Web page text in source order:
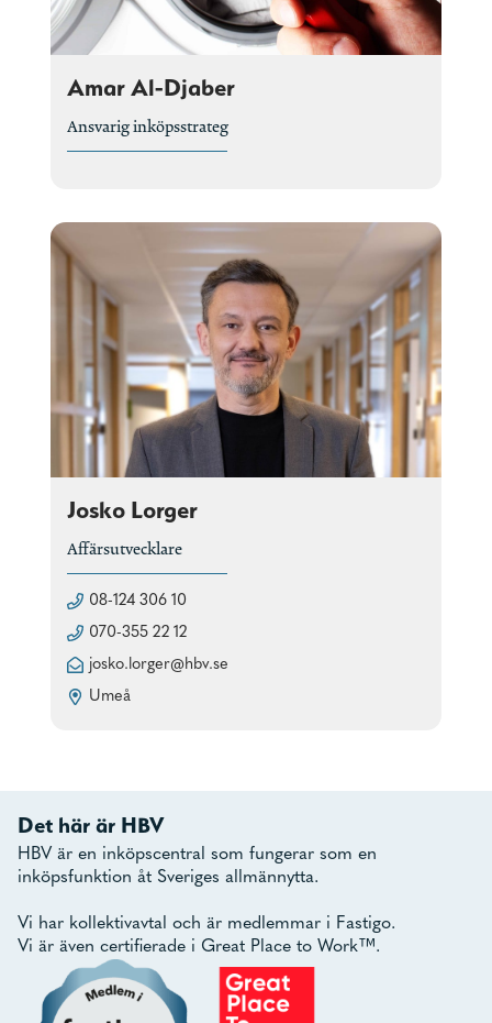
Amar Al-Djaber
Ansvarig inköpsstrateg
Josko Lorger
Affärsutvecklare
08-124 306 10
070-355 22 12
josko.lorger@hbv.se
Umeå
Det här är HBV
HBV är en inköpscentral som fungerar som en
inköpsfunktion åt Sveriges allmännytta.
Vi har kollektivavtal och är medlemmar i Fastigo.
Vi är även certifierade i Great Place to Work™.